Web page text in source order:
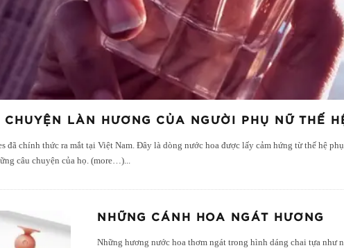
CHUYỆN LÀN HƯƠNG CỦA NGƯỜI PHỤ NỮ THẾ
đã chính thức ra mắt tại Việt Nam. Đây là dòng nước hoa được lấy cảm hứng từ thế hệ
câu chuyện của họ. (more…)...
NHỮNG CÁNH HOA NGÁT HƯƠNG
Những hương nước hoa thơm ngát trong hình dáng chai tựa như